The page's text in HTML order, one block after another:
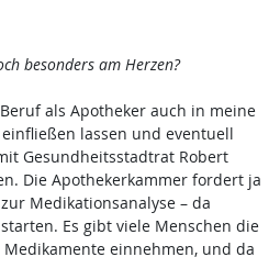
besonders am Herzen?
als Apotheker auch in meine
lassen und eventuell
Gesundheitsstadtrat Robert
Die Apothekerkammer fordert ja
Medikationsanalyse – da
Es gibt viele Menschen die
einnehmen, und da